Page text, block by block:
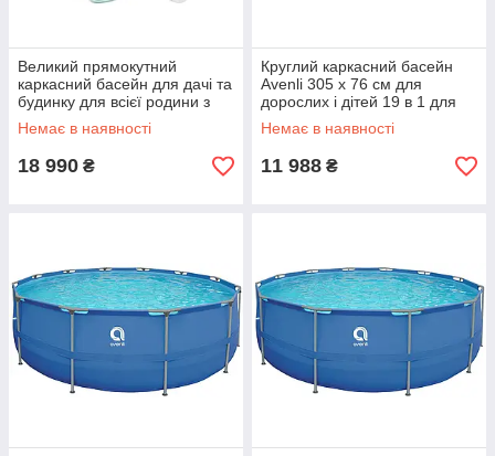
Великий прямокутний
каркасний басейн для дачі та
будинку для всієї родини з
насосом та фільтром
427х275 см Avenli Shopik
Немає в наявності
18 990 ₴
Круглий каркасний басейн
Avenli 305 x 76 см для
дорослих і дітей 19 в 1 для
дому та саду із фільтром та
насосом
Немає в наявності
11 988 ₴